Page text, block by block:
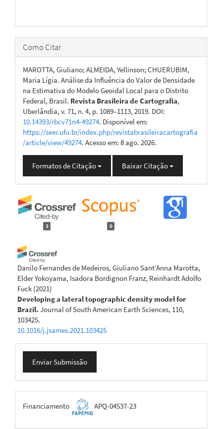
Como Citar
MAROTTA, Giuliano; ALMEIDA, Yellinson; CHUERUBIM,
Maria Lígia. Análise da Influência do Valor de Densidade
na Estimativa do Modelo Geoidal Local para o Distrito
Federal, Brasil. Revista Brasileira de Cartografia,
Uberlândia, v. 71, n. 4, p. 1089–1113, 2019. DOI:
10.14393/rbcv71n4-49274. Disponível em:
https://seer.ufu.br/index.php/revistabrasileiracartografia
/article/view/49274. Acesso em: 8 ago. 2026.
Formatos de Citação Baixar Citação
3 0
Danilo Fernandes de Medeiros, Giuliano Sant’Anna Marotta,
Elder Yokoyama, Isadora Bordignon Franz, Reinhardt Adolfo
Fuck (2021)
Developing a lateral topographic density model for
Brazil. Journal of South American Earth Sciences, 110,
103425.
10.1016/j.jsames.2021.103425
Giuliano Sant’Anna Marotta, Danilo Fernandes de Medeiros,
Geoid Modeling Accuracy.
Engineering, 150(2).
10.1061/JSUED2.SUENG-1445
Enviar
Submissão
Enviar Submissão
FAPEMIG
Financiamento APQ-04537-23